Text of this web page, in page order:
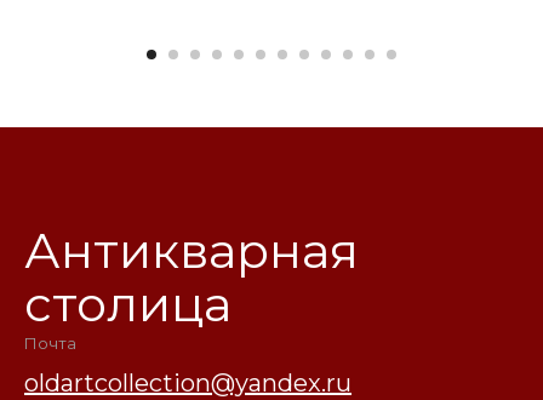
Антикварная
столица
Почта
oldartcollection@yandex.ru